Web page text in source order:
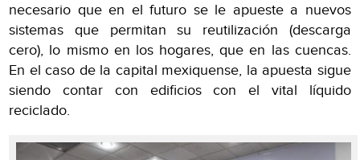
necesario que en el futuro se le apueste a nuevos
sistemas que permitan su reutilización (descarga
cero), lo mismo en los hogares, que en las cuencas.
En el caso de la capital mexiquense, la apuesta sigue
siendo contar con edificios con el vital líquido
reciclado.